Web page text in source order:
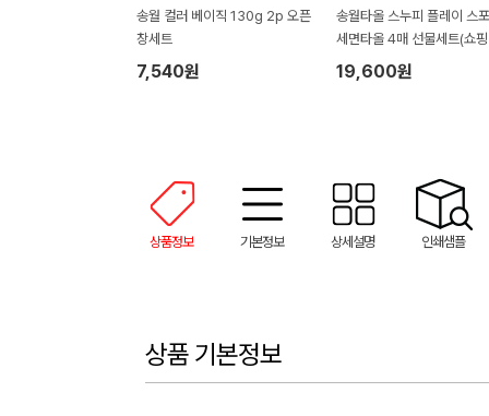
송월 컬러 베이직 130g 2p 오픈
창세트
7,540원
송월타올 스누피 플레이 스
세면타올 4매 선물세트(쇼
19,600원
상품정보 기본정보 상세설명 인쇄샘플
상품 기본정보